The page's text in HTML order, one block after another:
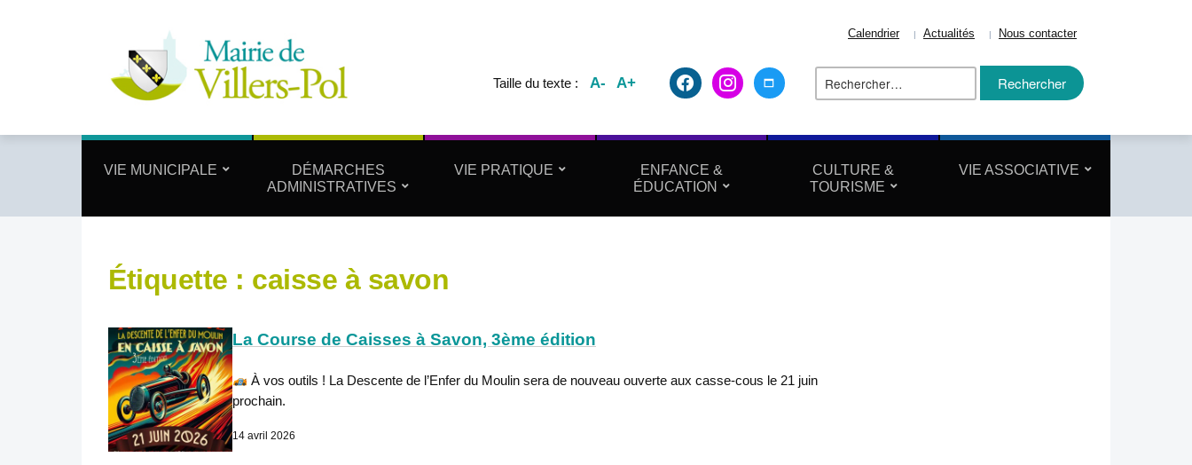
Calendrier Actualités Nous contacter
Taille du texte : A- A+ facebook2instagrammaximize Rechercher :
VIE MUNICIPALE
DÉMARCHES
ADMINISTRATIVES
VIE PRATIQUE
ENFANCE &
ÉDUCATION
CULTURE &
TOURISME
VIE ASSOCIATIVE
Étiquette : caisse à savon
La Course de Caisses à Savon, 3ème édition
À vos outils ! La Descente de l’Enfer du Moulin sera de nouveau ouverte aux casse-cous le 21 juin
prochain.
14 avril 2026